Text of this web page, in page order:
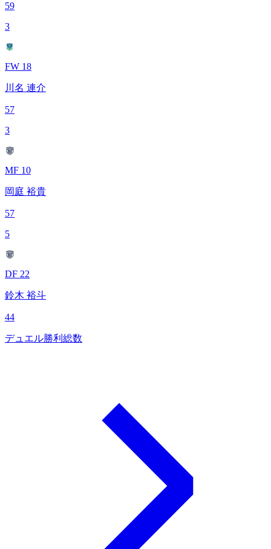
59
3
FW 18
川名 連介
57
3
MF 10
岡庭 裕貴
57
5
DF 22
鈴木 裕斗
44
デュエル勝利総数